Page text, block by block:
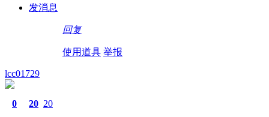
发消息
回复
使用道具 举报
lcc01729
0 20 20